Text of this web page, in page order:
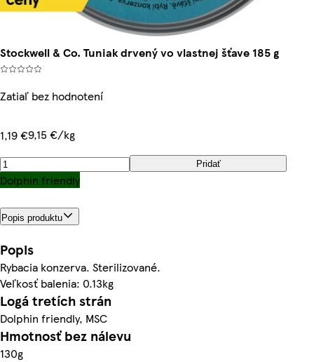
Stockwell & Co. Tuniak drvený vo vlastnej šťave 185 g
Zatiaľ bez hodnotení
1,19 €9,15 €/kg
Pridať
Dolphin friendly
Popis produktu
Popis
Rybacia konzerva. Sterilizované.
Veľkosť balenia: 0.13kg
Logá tretích strán
Dolphin friendly, MSC
Hmotnosť bez nálevu
130g